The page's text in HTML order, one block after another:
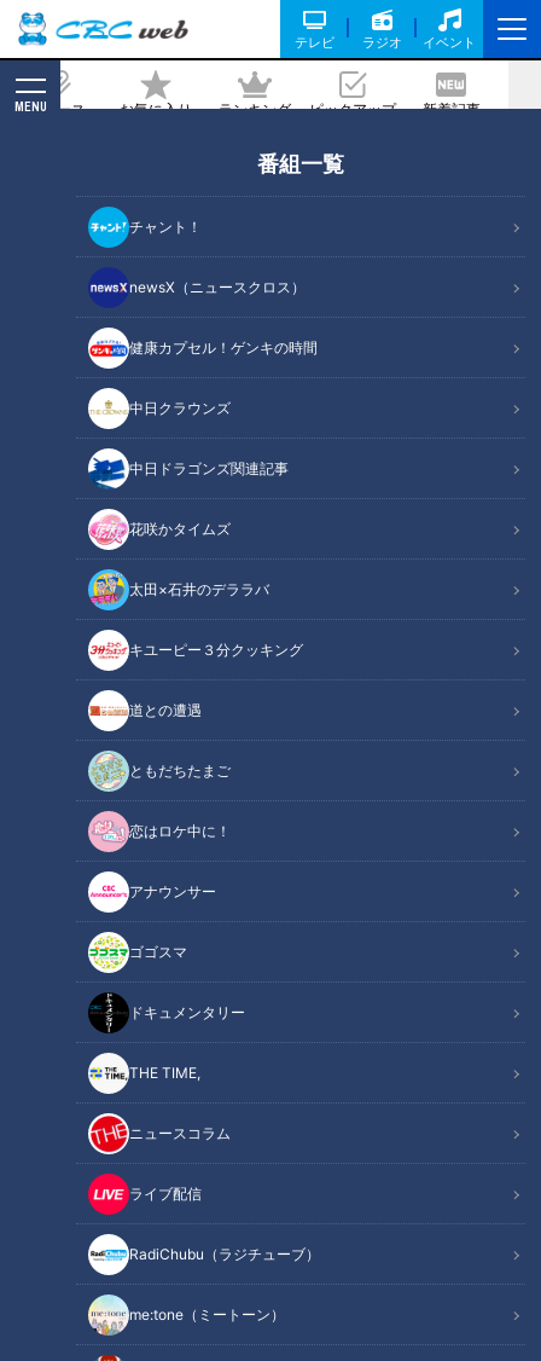
テレビ ラジオ イベント
ニュース お気に入り ランキング ピックアップ 新着記事
MENU
番組一覧
チャント！
newsX（ニュースクロス）
健康カプセル！ゲンキの時間
中日クラウンズ
中日ドラゴンズ関連記事
花咲かタイムズ
太田×石井のデララバ
キユーピー３分クッキング
道との遭遇
ともだちたまご
恋はロケ中に！
アナウンサー
ゴゴスマ
ドキュメンタリー
THE TIME,
ニュースコラム
ライブ配信
RadiChubu（ラジチューブ）
me:tone（ミートーン）
裏側と野手への未練、そして“沢村賞”に
秘めた思い
記事に戻る
「サンデードラゴンズ」より根尾昂選手(C)CBCテレビ
この記事の画像（全9枚）
記事に戻る
この記事を見たあなたへのおすすめ